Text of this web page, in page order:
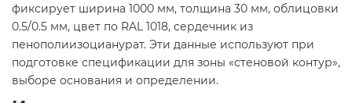
фиксирует ширина 1000 мм, толщина 30 мм, облицовки
0.5/0.5 мм, цвет по RAL 1018, сердечник из
пенополиизоцианурат. Эти данные используют при
подготовке спецификации для зоны «стеновой контур»,
выборе основания и определении.